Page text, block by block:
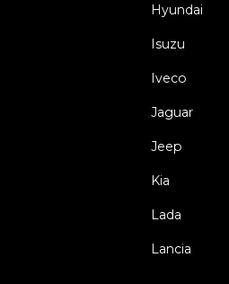
Hyundai
Isuzu
Iveco
Jaguar
Jeep
Kia
Lada
Lancia